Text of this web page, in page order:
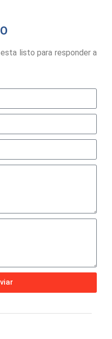
listo para responder a